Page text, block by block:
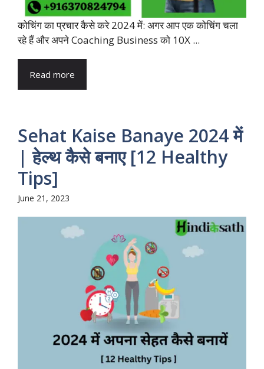
कोचिंग का प्रचार कैसे करे 2024 में: अगर आप एक कोचिंग चला
रहे हैं और अपने Coaching Business को 10X ...
Read more
Sehat Kaise Banaye 2024 में
| हेल्थ कैसे बनाए [12 Healthy
Tips]
June 21, 2023